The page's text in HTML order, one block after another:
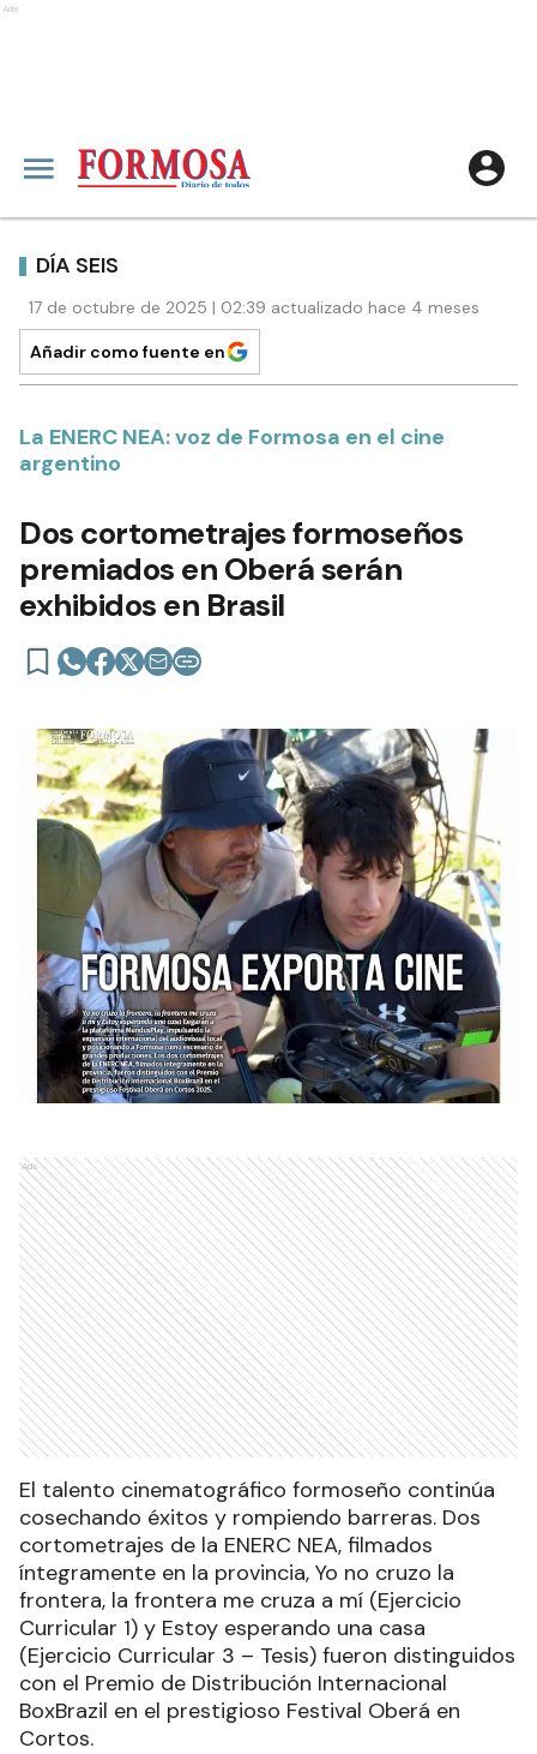
Ads
DÍA SEIS
17 de octubre de 2025 | 02:39 actualizado hace 4 meses
Añadir como fuente en
La ENERC NEA: voz de Formosa en el cine
argentino
Dos cortometrajes formoseños
premiados en Oberá serán
exhibidos en Brasil
Ads
El talento cinematográfico formoseño continúa
cosechando éxitos y rompiendo barreras. Dos
cortometrajes de la ENERC NEA, filmados
íntegramente en la provincia, Yo no cruzo la
frontera, la frontera me cruza a mí (Ejercicio
Curricular 1) y Estoy esperando una casa
(Ejercicio Curricular 3 – Tesis) fueron distinguidos
con el Premio de Distribución Internacional
BoxBrazil en el prestigioso Festival Oberá en
Cortos.